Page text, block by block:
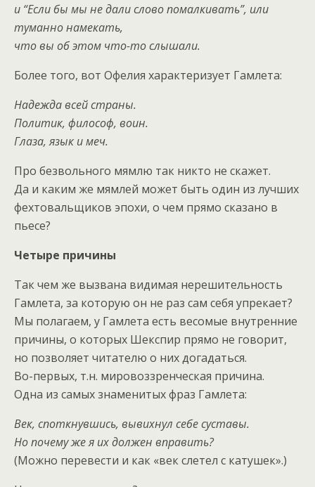
и “Если бы мы не дали слово помалкивать”, или
туманно намекать,
что вы об этом что-то слышали.
Более того, вот Офелия характеризует Гамлета:
Надежда всей страны.
Политик, философ, воин.
Глаза, язык и меч.
Про безвольного мямлю так никто не скажет.
Да и каким же мямлей может быть один из лучших
фехтовальщиков эпохи, о чем прямо сказано в
пьесе?
Четыре причины
Так чем же вызвана видимая нерешительность
Гамлета, за которую он не раз сам себя упрекает?
Мы полагаем, у Гамлета есть весомые внутренние
причины, о которых Шекспир прямо не говорит,
но позволяет читателю о них догадаться.
Во-первых, т.н. мировоззренческая причина.
Одна из самых знаменитых фраз Гамлета:
Век, споткнувшись, вывихнул себе суставы.
Но почему же я их должен вправить?
(Можно перевести и как «век слетел с катушек».)